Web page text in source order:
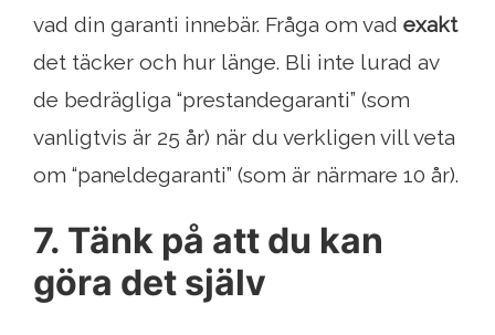
vad din garanti innebär. Fråga om vad exakt
det täcker och hur länge. Bli inte lurad av
de bedrägliga “prestandegaranti” (som
vanligtvis är 25 år) när du verkligen vill veta
om “paneldegaranti” (som är närmare 10 år).
7. Tänk på att du kan
göra det själv